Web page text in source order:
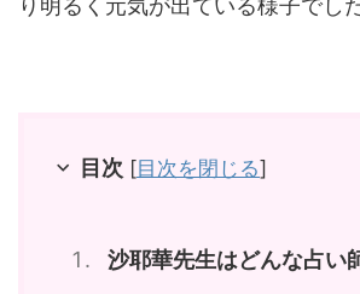
り明るく元気が出ている様子でした
目次 [目次を閉じる]
沙耶華先生はどんな占い